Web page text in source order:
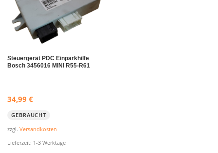
Steuergerät PDC Einparkhilfe
Bosch 3456016 MINI R55-R61
34,99 €
GEBRAUCHT
zzgl. Versandkosten
Lieferzeit: 1-3 Werktage